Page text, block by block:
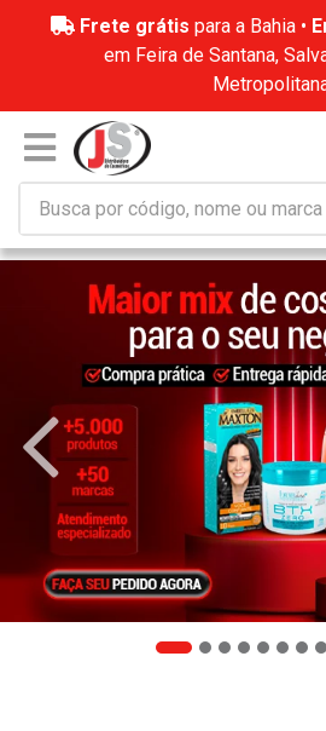
Frete grátis para a Bahia •
em Feira de Santana,